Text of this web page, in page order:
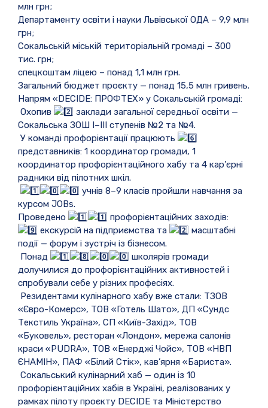
млн грн;
Департаменту освіти і науки Львівської ОДА – 9,9 млн
грн;
Сокальській міській територіальній громаді – 300
тис. грн;
спецкоштам ліцею – понад 1,1 млн грн.
Загальний бюджет проєкту — понад 15,5 млн гривень.
Напрям «DECIDE: ПРОФТЕХ» у Сокальській громаді:
Охопив
заклади загальної середньої освіти —
Сокальська ЗОШ І–ІІІ ступенів №2 та №4.
У команді профорієнтації працюють
представників: 1 координатор громади, 1
координатор профорієнтаційного хабу та 4 кар’єрні
радники від пілотних шкіл.
учнів 8–9 класів пройшли навчання за
курсом JOBs.
Проведено
профорієнтаційних заходів:
екскурсій на підприємства та
масштабні
події — форум і зустріч із бізнесом.
Понад
школярів громади
долучилися до профорієнтаційних активностей і
спробували себе у різних професіях.
Резидентами кулінарного хабу вже стали: ТЗОВ
«Євро-Комерс», ТОВ «Готель Шато», ДП «Сундс
Текстиль Україна», СП «Київ-Захід», ТОВ
«Буковель», ресторан «Лондон», мережа салонів
краси «PUDRA», ТОВ «Енерджі Чойс», ТОВ «НВП
ЄНАМІН», ПАФ «Білий Стік», кав’ярня «Бариста».
Сокальський кулінарний хаб — один із 10
профорієнтаційних хабів в Україні, реалізованих у
рамках пілоту проєкту DECIDE та Міністерство